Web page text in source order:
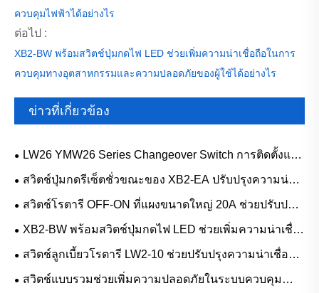
ควบคุมไฟฟ้าได้อย่างไร
ต่อไป :
XB2-BW พร้อมสวิตช์ปุ่มกดไฟ LED ช่วยเพิ่มความน่าเชื่อถือในการ
ควบคุมทางอุตสาหกรรมและความปลอดภัยของผู้ใช้ได้อย่างไร
ข่าวที่เกี่ยวข้อง
LW26 YMW26 Series Changeover Switch การติดตั้งแบบ
เต็ม | โรงงานสวิตช์ควบคุมอุตสาหกรรม
สวิตช์ปุ่มกดรีเซ็ตชั่วขณะของ XB2-EA ปรับปรุงความน่า
เชื่อถือในการควบคุมทางอุตสาหกรรมได้อย่างไร
สวิตช์โรตารี OFF-ON ที่แผงขนาดใหญ่ 20A ช่วยปรับปรุง
ความปลอดภัยและประสิทธิภาพของแผงควบคุมได้อย่างไร
XB2-BW พร้อมสวิตช์ปุ่มกดไฟ LED ช่วยเพิ่มความน่าเชื่อ
ถือในการควบคุมทางอุตสาหกรรมและความปลอดภัยของผู้
ใช้ได้อย่างไร
สวิตช์ลูกเบี้ยวโรตารี LW2-10 ช่วยปรับปรุงความน่าเชื่อถือ
ในการควบคุมไฟฟ้าได้อย่างไร
สวิตช์แบบรวมช่วยเพิ่มความปลอดภัยในระบบควบคุม